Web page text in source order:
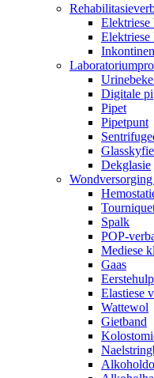
Elektriese
Elektriese
Digitale
Pipet
Pipetpunt
Glasskyfie
Dekglasie
Spalk
POP-
Mediese
Gaas
Elastiese
Wattewol
Gietband